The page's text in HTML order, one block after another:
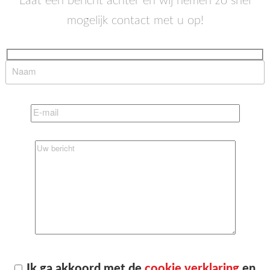
mogelijk contact met u op!